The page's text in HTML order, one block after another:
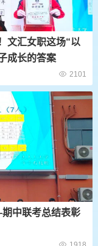
文汇女职这场“以
成长的答案
2101
中联考总结表彰